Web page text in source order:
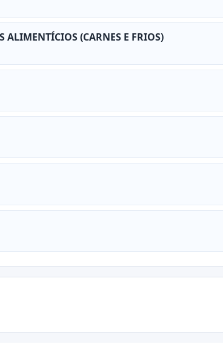
ALIMENTÍCIOS (CARNES E FRIOS)